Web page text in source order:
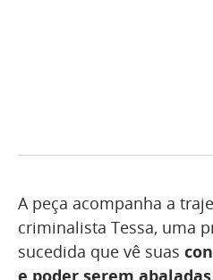
A peça acompanha a
criminalista Tessa, uma
sucedida que vê suas
e poder serem abaladas